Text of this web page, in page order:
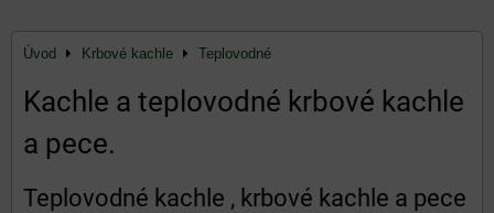
Úvod Krbové kachle Teplovodné
Kachle a teplovodné krbové kachle
a pece.
Teplovodné kachle , krbové kachle a pece